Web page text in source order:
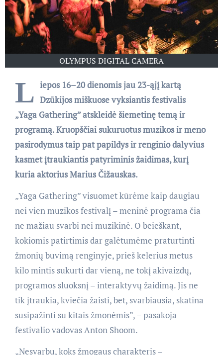
OLYMPUS DIGITAL CAMERA
L iepos 16–20 dienomis jau 23-ąjį kartą
Dzūkijos miškuose vyksiantis festivalis
„Yaga Gathering” atskleidė šiemetinę temą ir
programą. Kruopščiai sukuruotus muzikos ir meno
pasirodymus taip pat papildys ir renginio dalyvius
kasmet įtraukiantis patyriminis žaidimas, kurį
kuria aktorius Marius Čižauskas.
„Yaga Gathering” visuomet kūrėme kaip daugiau
nei vien muzikos festivalį – meninė programa čia
ne mažiau svarbi nei muzikinė. O beieškant,
kokiomis patirtimis dar galėtumėme praturtinti
žmonių buvimą renginyje, prieš kelerius metus
kilo mintis sukurti dar vieną, ne tokį akivaizdų,
programos sluoksnį – interaktyvų žaidimą. Jis ne
tik įtraukia, kviečia žaisti, bet, svarbiausia, skatina
susipažinti su kitais žmonėmis”, – pasakoja
festivalio vadovas Anton Shoom.
„Nesvarbu, koks žmogaus charakteris –